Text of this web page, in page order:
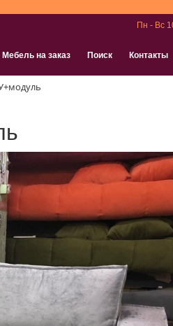
Пн - Вс
Мебель на заказ Поиск Контакты